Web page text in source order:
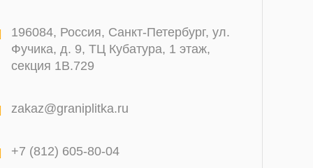
196084, Россия, Санкт-Петербург, ул.
Фучика, д. 9, ТЦ Кубатура, 1 этаж,
секция 1В.729
zakaz@graniplitka.ru
+7 (812) 605-80-04